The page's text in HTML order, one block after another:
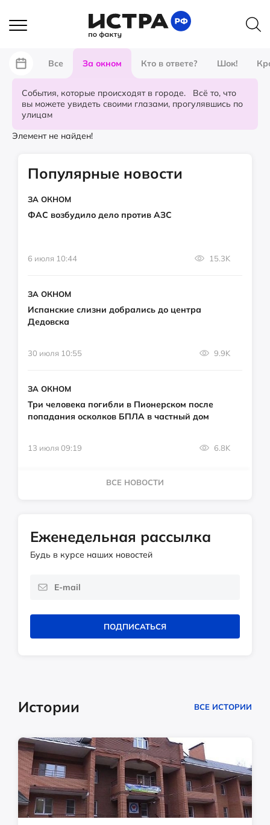
Все За окном Кто в ответе? Шок!
События, которые происходят в городе. Всё то, что
вы можете увидеть своими глазами, прогулявшись по
улицам
Элемент не найден!
Популярные новости
ЗА ОКНОМ
ФАС возбудило дело против АЗС
6 июля 10:44 15.3K
ЗА ОКНОМ
Испанские слизни добрались до центра
Дедовска
30 июля 10:55 9.9K
ЗА ОКНОМ
Три человека погибли в Пионерском после
попадания осколков БПЛА в частный дом
13 июля 09:19 6.8K
ВСЕ НОВОСТИ
Еженедельная рассылка
Будь в курсе наших новостей
ПОДПИСАТЬСЯ
Истории ВСЕ ИСТОРИИ